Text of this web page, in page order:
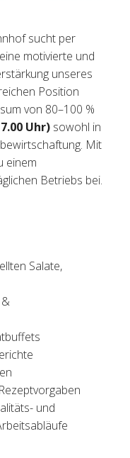
sucht per
motivierte und
unseres
Position
von 80–100 %
Uhr) sowohl in
Mit
einem
Betriebs bei.
Salate,
und